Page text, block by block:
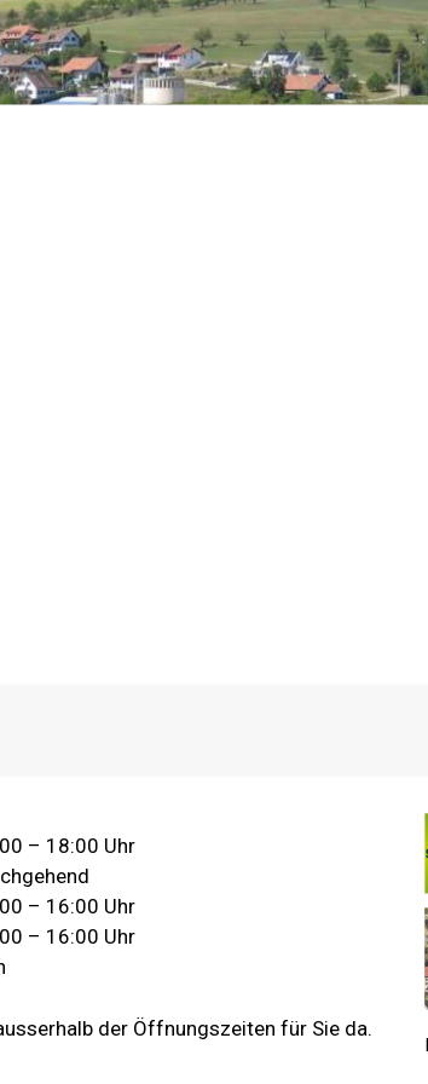
– 18:00 Uhr
– 16:00 Uhr
– 16:00 Uhr
der Öffnungszeiten für Sie da.